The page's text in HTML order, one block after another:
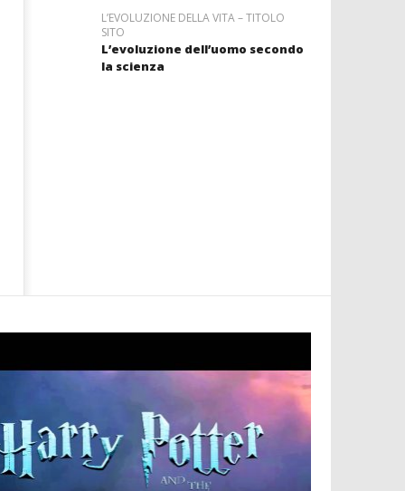
L’EVOLUZIONE DELLA VITA – TITOLO
SITO
L’evoluzione dell’uomo secondo
la scienza